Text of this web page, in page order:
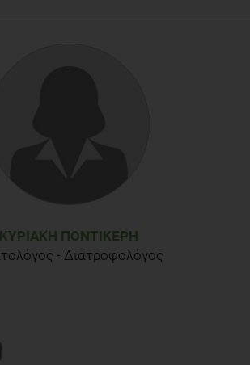
cellular-aging/
ΚΥΡΙΑΚΉ ΠΟΝΤΙΚΈΡΗ
- Διατροφολόγος